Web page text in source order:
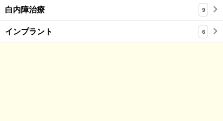
白内障治療 9
インプラント 6